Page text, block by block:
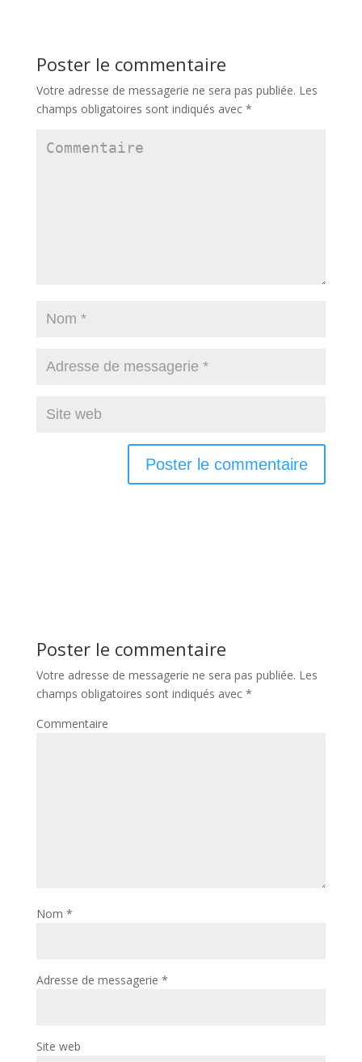
Poster le commentaire
Votre adresse de messagerie ne sera pas publiée. Les
champs obligatoires sont indiqués avec *
Poster le commentaire
Votre adresse de messagerie ne sera pas publiée. Les
champs obligatoires sont indiqués avec *
Commentaire
Nom *
Adresse de messagerie *
Site web